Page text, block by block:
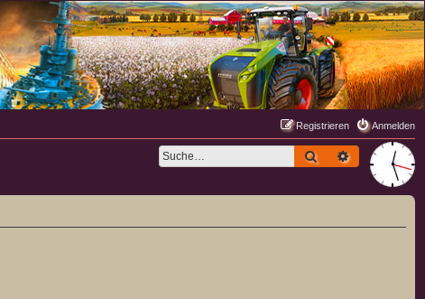
Anmelden
Registrieren
SucheErweiterte